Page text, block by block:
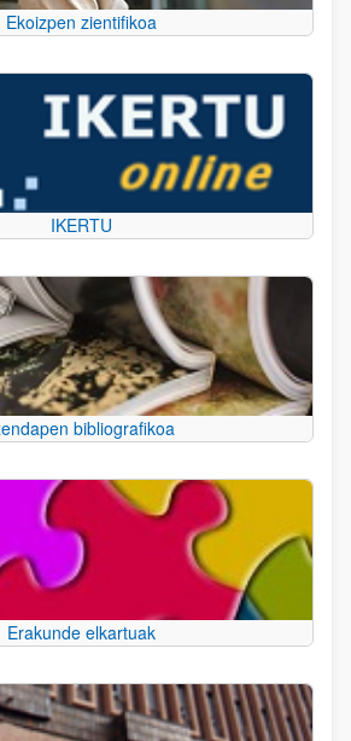
Ekoizpen zientifikoa
IKERTU
bibliografikoa
Erakunde elkartuak